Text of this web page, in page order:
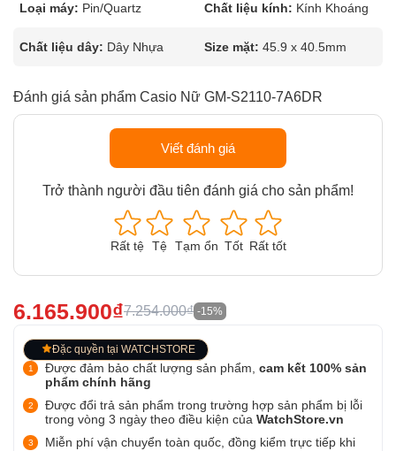
Loại máy: Pin/Quartz Chất liệu kính: Kính Khoáng
Chất liệu dây: Dây Nhựa Size mặt: 45.9 x 40.5mm
Đánh giá sản phẩm Casio Nữ GM-S2110-7A6DR
Viết đánh giá
Trở thành người đầu tiên đánh giá cho sản phẩm!
Rất tệ Tệ Tạm ổn Tốt Rất tốt
6.165.900₫7.254.000₫ -15%
Đặc quyền tại WATCHSTORE
Được đảm bảo chất lượng sản phẩm, cam kết 100% sản
phẩm chính hãng
Được đổi trả sản phẩm trong trường hợp sản phẩm bị lỗi
trong vòng 3 ngày theo điều kiện của WatchStore.vn
Miễn phí vận chuyển toàn quốc, đồng kiểm trực tiếp khi